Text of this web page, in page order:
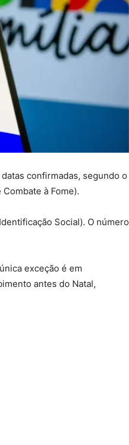
confirmadas, segundo o
à Fome).
Social). O número
exceção é em
antes do Natal,